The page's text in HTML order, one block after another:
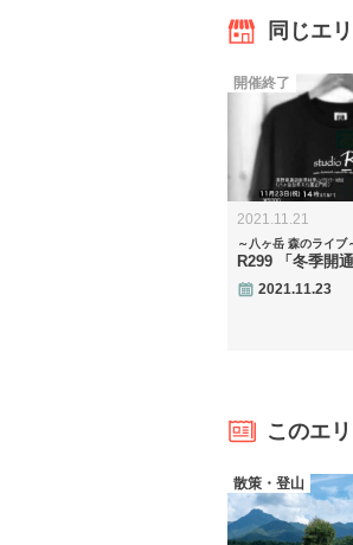
同じエ
2021.11.21
～八ヶ岳 森のライブ
R299 「冬季開通
2021.11.23
開催終了
このエ
散策・登山